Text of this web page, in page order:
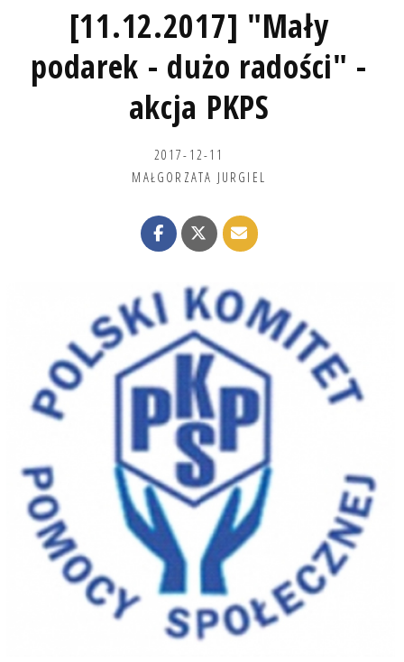
[11.12.2017] "Mały
podarek - dużo radości" -
akcja PKPS
2017-12-11
MAŁGORZATA JURGIEL